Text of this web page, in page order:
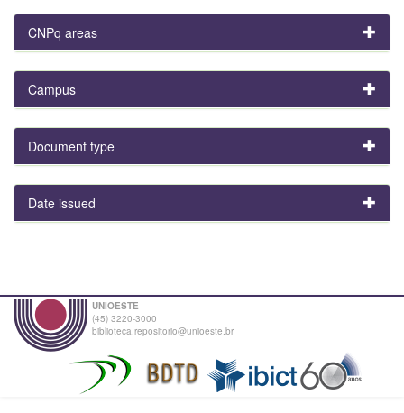
CNPq areas
Campus
Document type
Date issued
UNIOESTE
(45) 3220-3000
biblioteca.repositorio@unioeste.br